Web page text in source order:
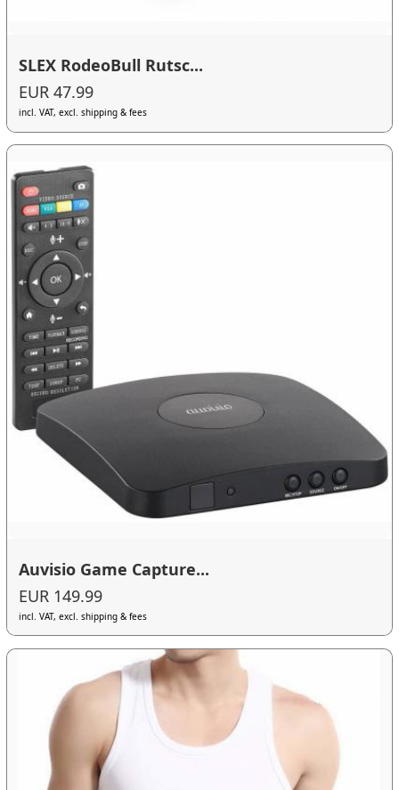
SLEX RodeoBull Rutsc...
EUR 47.99
incl. VAT, excl. shipping & fees
Auvisio Game Capture...
EUR 149.99
incl. VAT, excl. shipping & fees